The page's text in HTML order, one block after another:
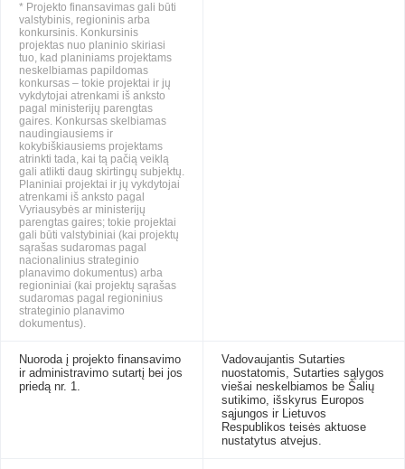
* Projekto finansavimas gali būti
valstybinis, regioninis arba
konkursinis. Konkursinis
projektas nuo planinio skiriasi
tuo, kad planiniams projektams
neskelbiamas papildomas
konkursas – tokie projektai ir jų
vykdytojai atrenkami iš anksto
pagal ministerijų parengtas
gaires. Konkursas skelbiamas
naudingiausiems ir
kokybiškiausiems projektams
atrinkti tada, kai tą pačią veiklą
gali atlikti daug skirtingų subjektų.
Planiniai projektai ir jų vykdytojai
atrenkami iš anksto pagal
Vyriausybės ar ministerijų
parengtas gaires; tokie projektai
gali būti valstybiniai (kai projektų
sąrašas sudaromas pagal
nacionalinius strateginio
planavimo dokumentus) arba
regioniniai (kai projektų sąrašas
sudaromas pagal regioninius
strateginio planavimo
dokumentus).
Nuoroda į projekto finansavimo
ir administravimo sutartį bei jos
priedą nr. 1.
Vadovaujantis Sutarties
nuostatomis, Sutarties sąlygos
viešai neskelbiamos be Šalių
sutikimo, išskyrus Europos
sąjungos ir Lietuvos
Respublikos teisės aktuose
nustatytus atvejus.